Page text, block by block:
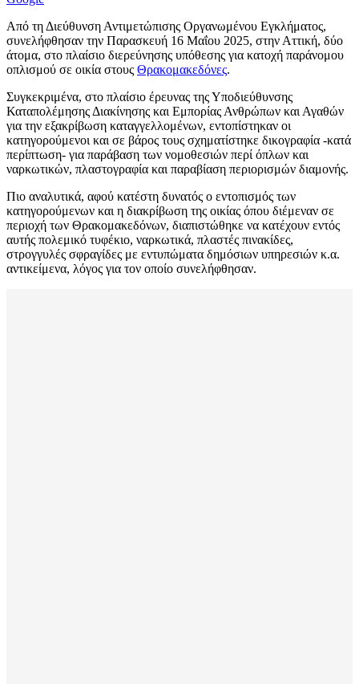
Από τη Διεύθυνση Αντιμετώπισης Οργανωμένου Εγκλήματος,
συνελήφθησαν την Παρασκευή 16 Μαΐου 2025, στην Αττική, δύο
άτομα, στο πλαίσιο διερεύνησης υπόθεσης για κατοχή παράνομου
οπλισμού σε οικία στους Θρακομακεδόνες.
Συγκεκριμένα, στο πλαίσιο έρευνας της Υποδιεύθυνσης
Καταπολέμησης Διακίνησης και Εμπορίας Ανθρώπων και Αγαθών
για την εξακρίβωση καταγγελλομένων, εντοπίστηκαν οι
κατηγορούμενοι και σε βάρος τους σχηματίστηκε δικογραφία -κατά
περίπτωση- για παράβαση των νομοθεσιών περί όπλων και
ναρκωτικών, πλαστογραφία και παραβίαση περιορισμών διαμονής.
Πιο αναλυτικά, αφού κατέστη δυνατός ο εντοπισμός των
κατηγορούμενων και η διακρίβωση της οικίας όπου διέμεναν σε
περιοχή των Θρακομακεδόνων, διαπιστώθηκε να κατέχουν εντός
αυτής πολεμικό τυφέκιο, ναρκωτικά, πλαστές πινακίδες,
στρογγυλές σφραγίδες με εντυπώματα δημόσιων υπηρεσιών κ.α.
αντικείμενα, λόγος για τον οποίο συνελήφθησαν.